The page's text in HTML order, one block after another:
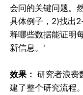
会问的关键问题。
具体例子，2)找出
释哪些数据能证明
新信息。'
效果： 研究者浪费
建了整个研究流程